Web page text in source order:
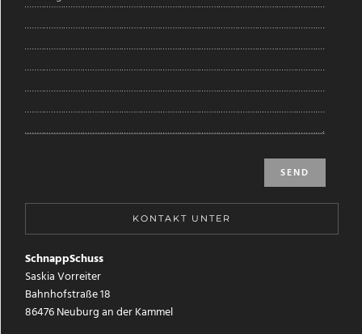
KONTAKT UNTER
SchnappSchuss
Saskia Vorreiter
Bahnhofstraße 18
86476 Neuburg an der Kammel